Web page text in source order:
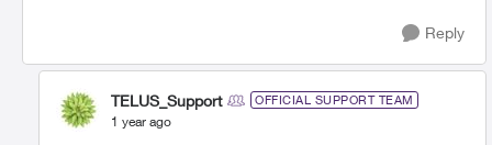
Reply
TELUS_Support OFFICIAL SUPPORT TEAM
1 year ago